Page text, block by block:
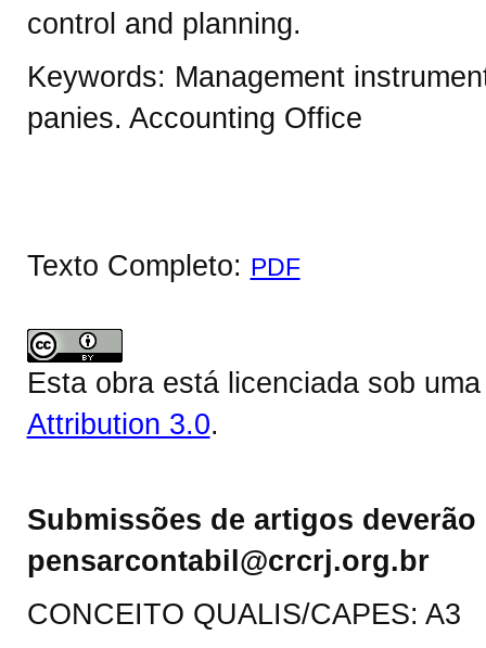
control and planning.
Keywords: Management
panies. Accounting Office
Texto Completo: PDF
Esta obra está licenciada sob
Attribution 3.0.
Submissões de artigos
pensarcontabil@crcrj.org.br
CONCEITO QUALIS/CAPES: A3